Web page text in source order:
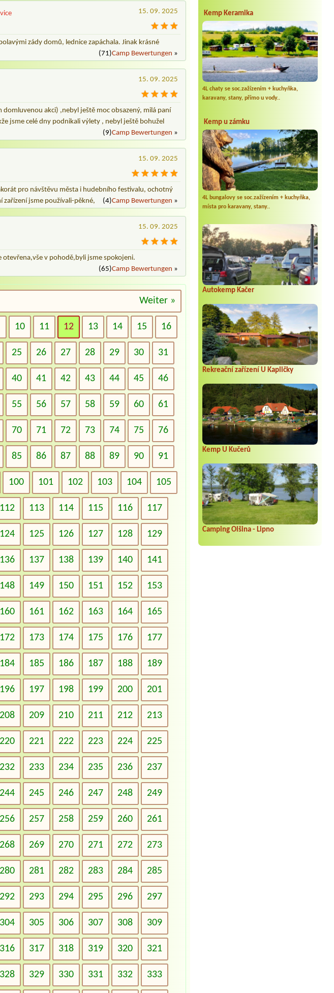
Kemp Keramika
4L chaty se soc.zažízením + kuchyňka,
karavany, stany, přímo u vody..
Kemp u zámku
4L bungalovy se soc.zažízením + kuchyňka,
místa pro karavany, stany..
Autokemp Kačer
Rekreační zařízení U Kapličky
Kemp U Kučerů
Camping Olšina - Lipno
15. 09. 2025
zády domů, lednice zapáchala. Jinak krásné
(71)Camp Bewertungen »
15. 09. 2025
akci) ,nebyl ještě moc obsazený, milá paní
jsme celé dny podnikali výlety , nebyl ještě bohužel
(9)Camp Bewertungen »
15. 09. 2025
pro návštěvu města i hudebního festivalu, ochotný
zařízení jsme používali-pěkné,
(4)Camp Bewertungen »
15. 09. 2025
otevřena,vše v pohodě,byli jsme spokojeni.
(65)Camp Bewertungen »
Weiter »
10 11 12 13 14 15 16
25 26 27 28 29 30 31
40 41 42 43 44 45 46
55 56 57 58 59 60 61
70 71 72 73 74 75 76
85 86 87 88 89 90 91
100 101 102 103 104 105
112 113 114 115 116 117
124 125 126 127 128 129
136 137 138 139 140 141
148 149 150 151 152 153
160 161 162 163 164 165
172 173 174 175 176 177
184 185 186 187 188 189
196 197 198 199 200 201
208 209 210 211 212 213
220 221 222 223 224 225
232 233 234 235 236 237
244 245 246 247 248 249
256 257 258 259 260 261
268 269 270 271 272 273
280 281 282 283 284 285
292 293 294 295 296 297
304 305 306 307 308 309
316 317 318 319 320 321
328 329 330 331 332 333